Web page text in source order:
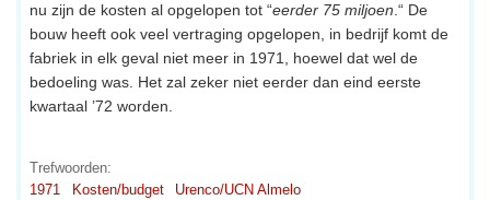
nu zijn de kosten al opgelopen tot “eerder 75 miljoen .“ De
bouw heeft ook veel vertraging opgelopen, in bedrijf komt de
fabriek in elk geval niet meer in 1971, hoewel dat wel de
bedoeling was. Het zal zeker niet eerder dan eind eerste
kwartaal ’72 worden.
Trefwoorden:
1971
Kosten/budget Urenco/UCN Almelo